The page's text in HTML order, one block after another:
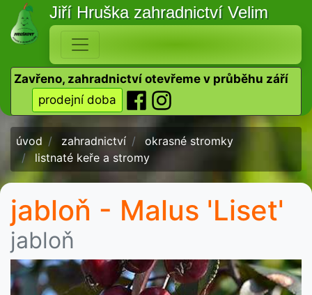
Jiří Hruška zahradnictví Velim
Zavřeno, zahradnictví otevřeme v průběhu září
prodejní doba
úvod zahradnictví
okrasné stromky
listnaté keře a stromy
jabloň - Malus 'Liset'
jabloň